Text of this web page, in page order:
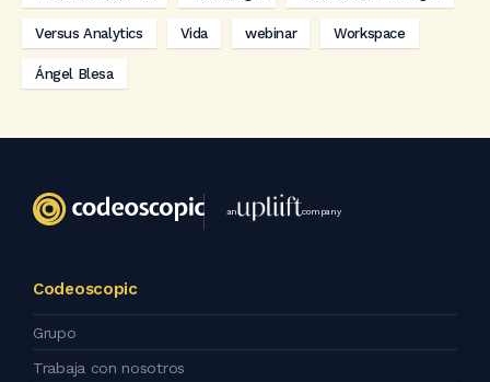
Versus Analytics Vida webinar Workspace
Ángel Blesa
an company
Codeoscopic
Grupo
Trabaja con nosotros